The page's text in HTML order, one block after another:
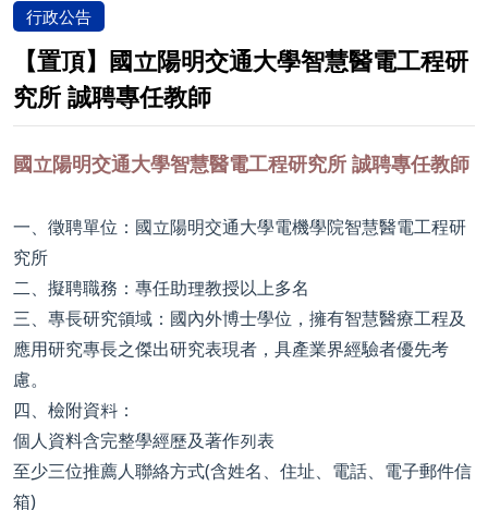
行政公告
【置頂】國立陽明交通大學智慧醫電工程研
究所 誠聘專任教師
國立陽明交通大學智慧醫電工程研究所 誠聘專任教師
一、徵聘單位：國立陽明交通大學電機學院智慧醫電工程研
究所
二、擬聘職務：專任助理教授以上多名
三、專長研究領域：國內外博士學位，擁有智慧醫療工程及
應用研究專長之傑出研究表現者，具產業界經驗者優先考
慮。
四、檢附資料：
個人資料含完整學經歷及著作列表
至少三位推薦人聯絡方式(含姓名、住址、電話、電子郵件信
箱)